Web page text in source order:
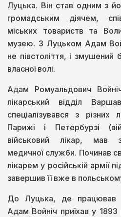
Луцька. Він став одним з
громадським діячем,
міських товариств та
музею. З Луцьком Адам
не півстоліття, і
власної волі.
Адам Ромуальдович
лікарський відділ
спеціалізувався з різних
Парижі і Петербурзі
військовий лікар, мав
медичної служби. Починав
лікарем у російській армії
завершив її вже в
До Луцька, де працював
Адам Войніч приїхав у 1893